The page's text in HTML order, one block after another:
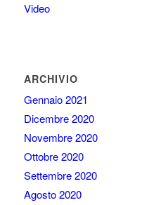
Video
ARCHIVIO
Gennaio 2021
Dicembre 2020
Novembre 2020
Ottobre 2020
Settembre 2020
Agosto 2020